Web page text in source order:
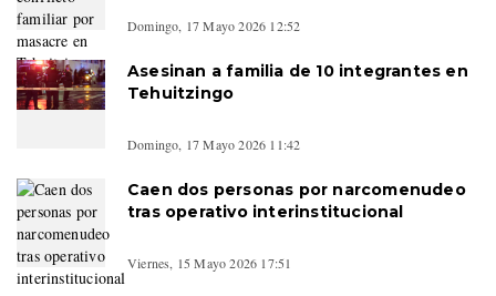
Domingo, 17 Mayo 2026 12:52
Asesinan a familia de 10 integrantes en
Tehuitzingo
Domingo, 17 Mayo 2026 11:42
Caen dos personas por narcomenudeo
tras operativo interinstitucional
Viernes, 15 Mayo 2026 17:51